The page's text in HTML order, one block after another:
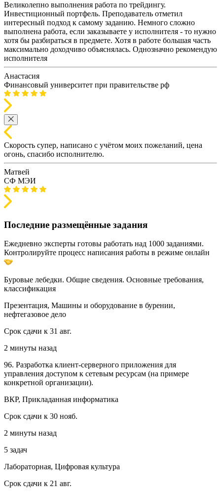
Великолепно выполнения работа по трейдингу.
Инвестиционный портфель. Преподаватель отметил
интересный подход к самому заданию. Немного сложно
выполнена работа, если заказываете у исполнителя - то нужно
хотя бы разбираться в предмете. Хотя в работе большая часть
максимально доходчиво объяснялась. Однозначно рекомендую
исполнителя
Анастасия
Финансовый университет при правительстве рф
Скорость супер, написано с учётом моих пожеланий, цена
огонь, спасибо исполнителю.
Матвей
СФ МЭИ
Последние размещённые задания
Ежедневно эксперты готовы работать над 1000 заданиями.
Контролируйте процесс написания работы в режиме онлайн
Буровые лебедки. Общие сведения. Основные требования,
классификация
Презентация, Машины и оборудование в бурении,
нефтегазовое дело
Срок сдачи к 31 авг.
2 минуты назад
96. Разработка клиент-серверного приложения для
управления доступом к сетевым ресурсам (на примере
конкретной организации).
ВКР, Прикладанная информатика
Срок сдачи к 30 нояб.
2 минуты назад
5 задач
Лабораторная, Цифровая культура
Срок сдачи к 21 авг.